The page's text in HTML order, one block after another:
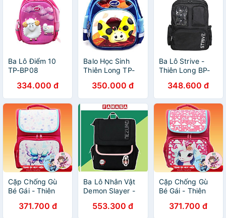
Ba Lô Điểm 10
TP-BP08
334.000 đ
Balo Học Sinh
Thiên Long TP-
Cam350.000 đ
Ba Lô Strive -
Thiên Long BP-
Đen348.600 đ
Cặp Chống Gù
Bé Gái - Thiên
Hình Bướm Hồng
371.700 đ
Ba Lô Nhân Vật
Demon Slayer -
034/DS -
553.300 đ
Cặp Chống Gù
Bé Gái - Thiên
Unicon 3 - Màu
371.700 đ